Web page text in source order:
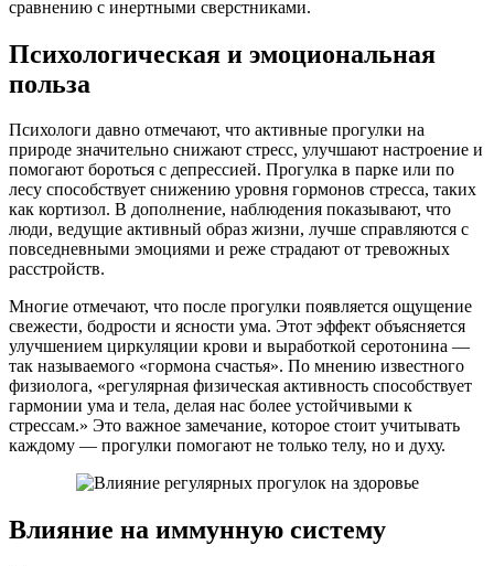
сравнению с инертными сверстниками.
Психологическая и эмоциональная
польза
Психологи давно отмечают, что активные прогулки на
природе значительно снижают стресс, улучшают настроение и
помогают бороться с депрессией. Прогулка в парке или по
лесу способствует снижению уровня гормонов стресса, таких
как кортизол. В дополнение, наблюдения показывают, что
люди, ведущие активный образ жизни, лучше справляются с
повседневными эмоциями и реже страдают от тревожных
расстройств.
Многие отмечают, что после прогулки появляется ощущение
свежести, бодрости и ясности ума. Этот эффект объясняется
улучшением циркуляции крови и выработкой серотонина —
так называемого «гормона счастья». По мнению известного
физиолога, «регулярная физическая активность способствует
гармонии ума и тела, делая нас более устойчивыми к
стрессам.» Это важное замечание, которое стоит учитывать
каждому — прогулки помогают не только телу, но и духу.
Влияние на иммунную систему